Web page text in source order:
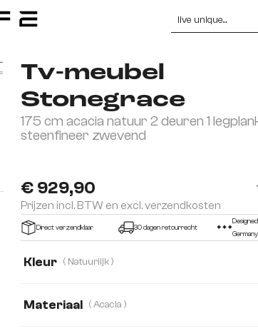
Tv-meubel
Stonegrace
175 cm acacia natuur 2 deuren 1
steenfineer zwevend
€ 929,90
Prijzen incl. BTW en excl. verzendkosten
Direct verzendklaar 30 dagen retourrecht
Germany
Kleur ( Natuurlijk )
Materiaal ( Acacia )